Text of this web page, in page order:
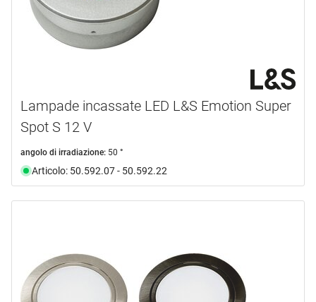
Lampade incassate LED L&S Emotion Super
Spot S 12 V
angolo di irradiazione: 50 °
Articolo: 50.592.07 - 50.592.22